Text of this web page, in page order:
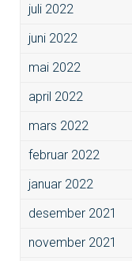
juli 2022
juni 2022
mai 2022
april 2022
mars 2022
februar 2022
januar 2022
desember 2021
november 2021